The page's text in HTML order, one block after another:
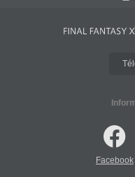
Facebook